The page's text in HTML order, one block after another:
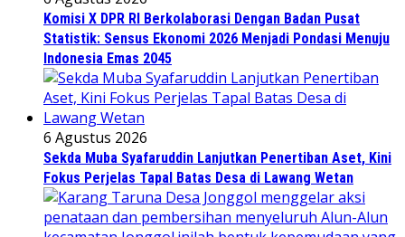
Komisi X DPR RI Berkolaborasi Dengan Badan Pusat
Statistik: Sensus Ekonomi 2026 Menjadi Pondasi Menuju
Indonesia Emas 2045
6 Agustus 2026
Sekda Muba Syafaruddin Lanjutkan Penertiban Aset, Kini
Fokus Perjelas Tapal Batas Desa di Lawang Wetan